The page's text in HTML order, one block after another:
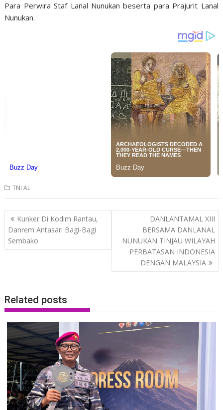
Para Perwira Staf Lanal Nunukan beserta para Prajurit Lanal
Nunukan.
TNI AL
Post
navigation
Kunker Di Kodim Rantau,
Danrem Antasari Bagi-Bagi
Sembako
DANLANTAMAL XIII
BERSAMA DANLANAL
NUNUKAN TINJAU WILAYAH
PERBATASAN INDONESIA
DENGAN MALAYSIA
Related posts